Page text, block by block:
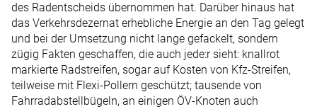
des Radentscheids übernommen hat. Darüber hinaus hat
das Verkehrsdezernat erhebliche Energie an den Tag gelegt
und bei der Umsetzung nicht lange gefackelt, sondern
zügig Fakten geschaffen, die auch jede:r sieht: knallrot
markierte Radstreifen, sogar auf Kosten von Kfz-Streifen,
teilweise mit Flexi-Pollern geschützt; tausende von
Fahrradabstellbügeln, an einigen ÖV-Knoten auch